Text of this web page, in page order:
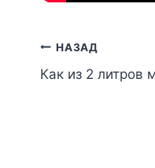
Навигация
по
НАЗАД
Как из 2 литров